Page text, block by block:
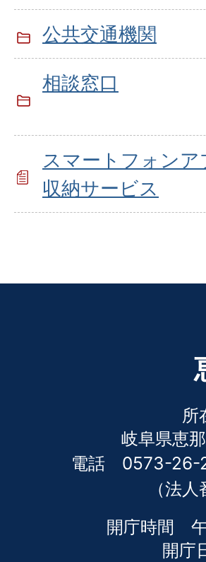
公共交通機関
相談窓口
スマートフォンア
収納サービス
岐阜県恵
電話 0573-26-
（法
開庁時間
開庁